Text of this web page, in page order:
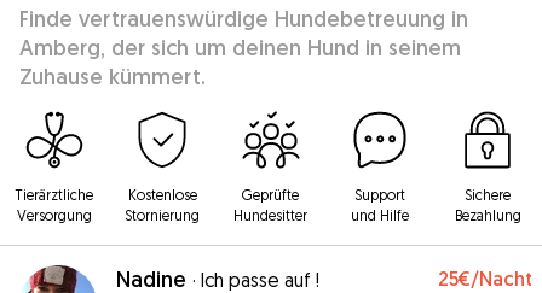
Finde vertrauenswürdige Hundebetreuung in
Amberg, der sich um deinen Hund in seinem
Zuhause kümmert.
Tierärztliche
Versorgung
Kostenlose
Stornierung
Geprüfte
Hundesitter
Support
und Hilfe
Sichere
Bezahlung
Nadine · Ich passe auf ! 25€/Nacht